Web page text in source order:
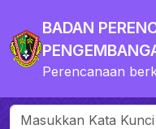
BADAN
Perencanaan